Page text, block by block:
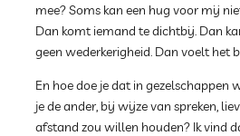
mee? Soms kan een hug voor mij
Dan komt iemand te dichtbij. Dan
geen wederkerigheid. Dan voelt het
En hoe doe je dat in
je de ander, bij wijze van spreken,
afstand zou willen houden? Ik vind